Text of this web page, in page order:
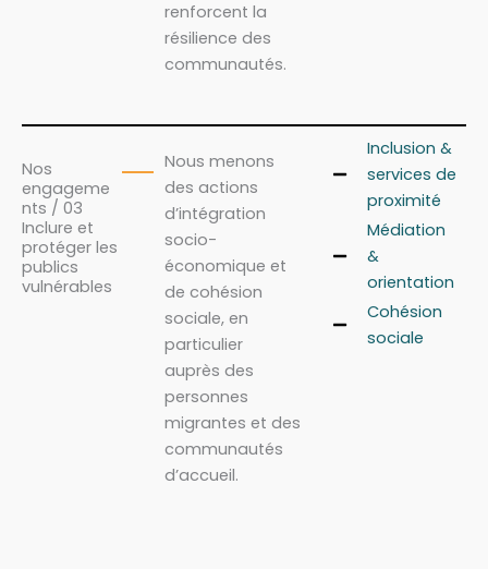
renforcent la
résilience des
communautés.
Nos
engageme
nts / 03
Inclure et
protéger les
publics
vulnérables
Nous menons
des actions
d’intégration
socio-
économique et
de cohésion
sociale, en
particulier
auprès des
personnes
migrantes et des
communautés
d’accueil.
Inclusion &
services de
proximité
Médiation
&
orientation
Cohésion
sociale